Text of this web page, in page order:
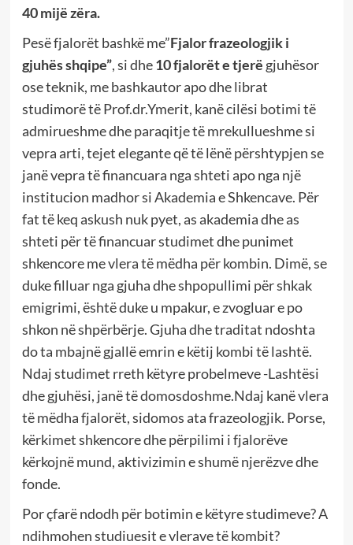
40 mijë zëra.
Pesë fjalorët bashkë me”Fjalor frazeologjik i
gjuhës shqipe”, si dhe10 fjalorët e tjerë gjuhësor
ose teknik, me bashkautor apo dhe librat
studimorë të Prof.dr.Ymerit, kanë cilësi botimi të
admirueshme dhe paraqitje të mrekullueshme si
vepra arti, tejet elegante që të lënë përshtypjen se
janë vepra të financuara nga shteti apo nga një
institucion madhor si Akademia e Shkencave. Për
fat të keq askush nuk pyet, as akademia dhe as
shteti për të financuar studimet dhe punimet
shkencore me vlera të mëdha për kombin. Dimë, se
duke filluar nga gjuha dhe shpopullimi për shkak
emigrimi, është duke u mpakur, e zvogluar e po
shkon në shpërbërje. Gjuha dhe traditat ndoshta
do ta mbajnë gjallë emrin e këtij kombi të lashtë.
Ndaj studimet rreth këtyre probelmeve -Lashtësi
dhe gjuhësi, janë të domosdoshme.Ndaj kanë vlera
të mëdha fjalorët, sidomos ata frazeologjik. Porse,
kërkimet shkencore dhe përpilimi i fjalorëve
kërkojnë mund, aktivizimin e shumë njerëzve dhe
fonde.
Por çfarë ndodh për botimin e këtyre studimeve? A
ndihmohen studiuesit e vlerave të kombit?